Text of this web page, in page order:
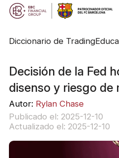
Diccionario de Trading
Decisión de la Fed
disenso y riesgo de
Autor: Rylan Chase
Publicado el: 2025-12-10
Actualizado el: 2025-12-10